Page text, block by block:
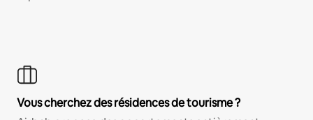
Vous cherchez des résidences de tourisme ?